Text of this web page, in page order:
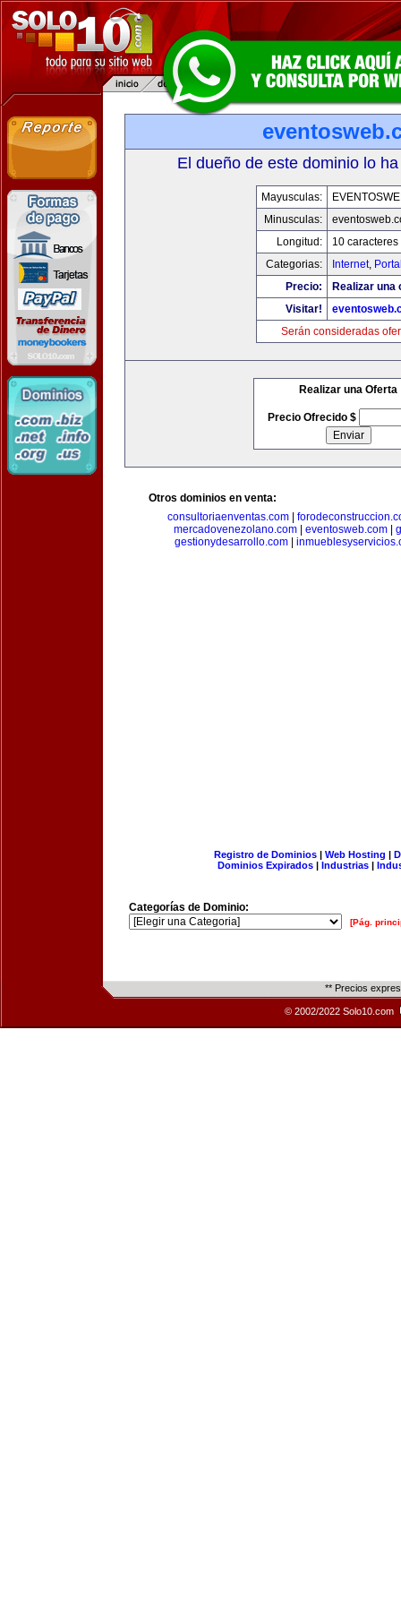
El dueño de este dominio lo
Mayusculas:
Minusculas:
Longitud:
10 caracteres
Categorias:
Internet,
Precio:
Realizar una
Visitar!
Serán consideradas
Realizar una Oferta
Precio Ofrecido $
Otros dominios en venta:
consultoriaenventas.com
mercadovenezolano.com
eventosweb.com
gestionydesarrollo.com
Registro de Dominios| Web Hosting |
Dominios Expirados | Industrias |
Categorías de Dominio:
[Pág.
** Precios
© 2002/2022 Solo10.com